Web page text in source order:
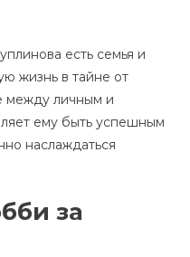
есть семья и
жизнь в тайне от
между личным и
ему быть успешным
наслаждаться
за